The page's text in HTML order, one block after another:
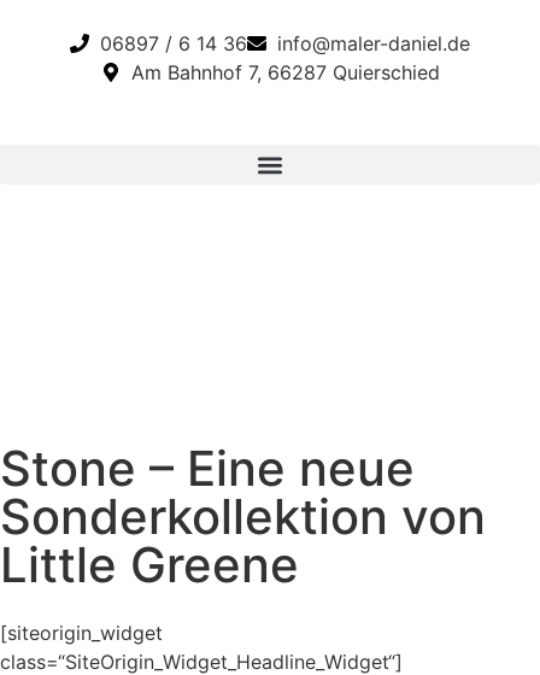
06897 / 6 14 36
info@maler-daniel.de
Am Bahnhof 7, 66287 Quierschied
Stone – Eine neue
Sonderkollektion von
Little Greene
[siteorigin_widget
class=“SiteOrigin_Widget_Headline_Widget“]